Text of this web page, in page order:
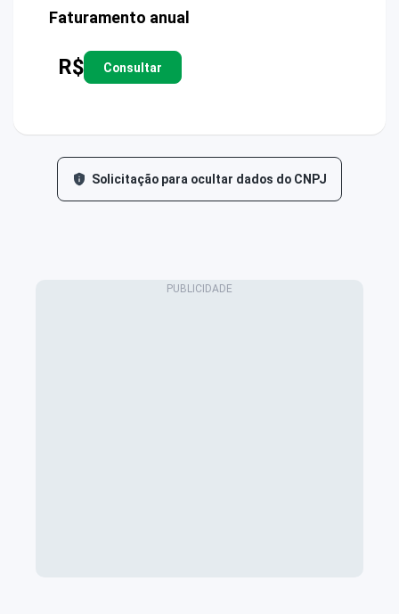
Faturamento anual
R$ Consultar
Solicitação para ocultar dados do CNPJ